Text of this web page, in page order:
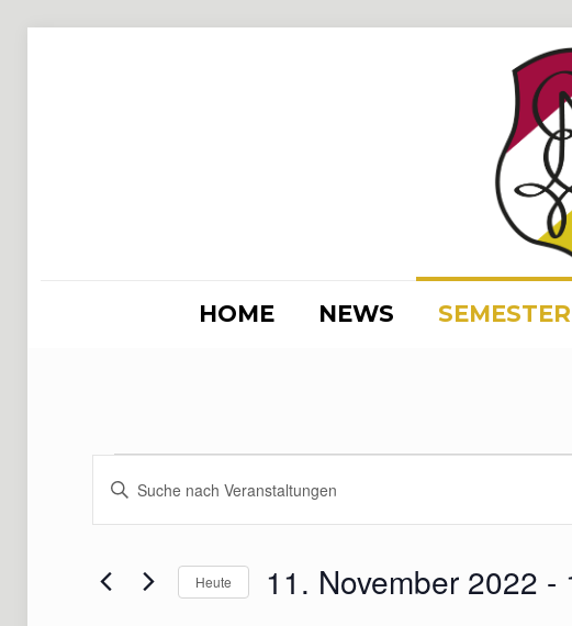
HOME NEWS
Veranstaltungen
Veranstaltungen
Suche
Ansichten,
Bitte
nach
Heute 11. November 2022 -